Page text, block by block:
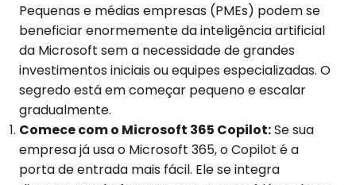
Pequenas e médias empresas (PMEs) podem se
beneficiar enormemente da inteligência artificial
da Microsoft sem a necessidade de grandes
investimentos iniciais ou equipes especializadas. O
segredo está em começar pequeno e escalar
gradualmente.
Comece com o Microsoft 365 Copilot:Se sua
empresa já usa o Microsoft 365, o Copilot é a
porta de entrada mais fácil. Ele se integra